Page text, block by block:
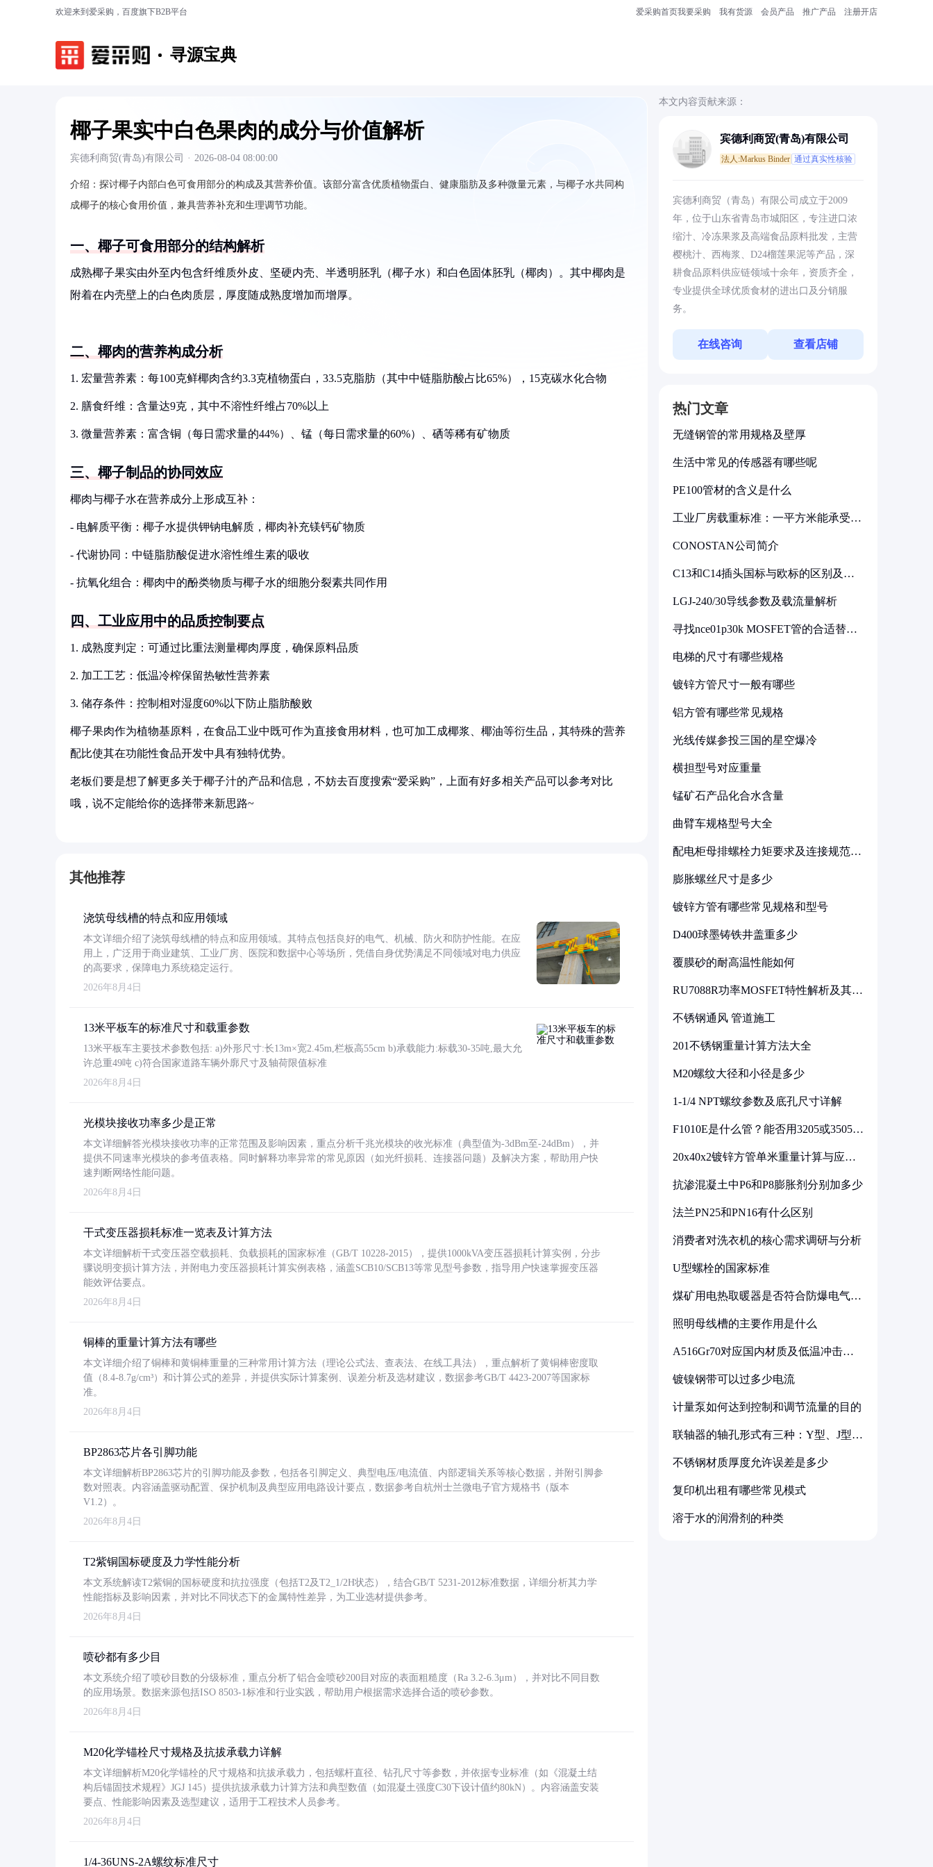
欢迎来到爱采购，百度旗下B2B平台 爱采购首页我要采购 我有货源 会员产品 推广产品 注册开店
寻源宝典
椰子果实中白色果肉的成分与价值解析
宾德利商贸(青岛)有限公司 · 2026-08-04 08:00:00
介绍： 探讨椰子内部白色可食用部分的构成及其营养价值。该部分富含优质植物蛋白、健康脂肪及多种微量元素，与椰子水共同构
成椰子的核心食用价值，兼具营养补充和生理调节功能。
一、椰子可食用部分的结构解析
成熟椰子果实由外至内包含纤维质外皮、坚硬内壳、半透明胚乳（椰子水）和白色固体胚乳（椰肉）。其中椰肉是
附着在内壳壁上的白色肉质层，厚度随成熟度增加而增厚。
二、椰肉的营养构成分析
1. 宏量营养素：每100克鲜椰肉含约3.3克植物蛋白，33.5克脂肪（其中中链脂肪酸占比65%），15克碳水化合物
2. 膳食纤维：含量达9克，其中不溶性纤维占70%以上
3. 微量营养素：富含铜（每日需求量的44%）、锰（每日需求量的60%）、硒等稀有矿物质
三、椰子制品的协同效应
椰肉与椰子水在营养成分上形成互补：
- 电解质平衡：椰子水提供钾钠电解质，椰肉补充镁钙矿物质
- 代谢协同：中链脂肪酸促进水溶性维生素的吸收
- 抗氧化组合：椰肉中的酚类物质与椰子水的细胞分裂素共同作用
四、工业应用中的品质控制要点
1. 成熟度判定：可通过比重法测量椰肉厚度，确保原料品质
2. 加工工艺：低温冷榨保留热敏性营养素
3. 储存条件：控制相对湿度60%以下防止脂肪酸败
椰子果肉作为植物基原料，在食品工业中既可作为直接食用材料，也可加工成椰浆、椰油等衍生品，其特殊的营养
配比使其在功能性食品开发中具有独特优势。
老板们要是想了解更多关于椰子汁的产品和信息，不妨去百度搜索“爱采购”，上面有好多相关产品可以参考对比
哦，说不定能给你的选择带来新思路~
其他推荐
浇筑母线槽的特点和应用领域
本文详细介绍了浇筑母线槽的特点和应用领域。其特点包括良好的电气、机械、防火和防护性能。在应
用上，广泛用于商业建筑、工业厂房、医院和数据中心等场所，凭借自身优势满足不同领域对电力供应
的高要求，保障电力系统稳定运行。
2026年8月4日
13米平板车的标准尺寸和载重参数
13米平板车主要技术参数包括: a)外形尺寸:长13m×宽2.45m,栏板高55cm b)承载能力:标载30-35吨,最大允
许总重49吨 c)符合国家道路车辆外廓尺寸及轴荷限值标准
2026年8月4日
光模块接收功率多少是正常
本文详细解答光模块接收功率的正常范围及影响因素，重点分析千兆光模块的收光标准（典型值为-3dBm至-24dBm），并
提供不同速率光模块的参考值表格。同时解释功率异常的常见原因（如光纤损耗、连接器问题）及解决方案，帮助用户快
速判断网络性能问题。
2026年8月4日
干式变压器损耗标准一览表及计算方法
本文详细解析干式变压器空载损耗、负载损耗的国家标准（GB/T 10228-2015），提供1000kVA变压器损耗计算实例，分步
骤说明变损计算方法，并附电力变压器损耗计算实例表格，涵盖SCB10/SCB13等常见型号参数，指导用户快速掌握变压器
能效评估要点。
2026年8月4日
铜棒的重量计算方法有哪些
本文详细介绍了铜棒和黄铜棒重量的三种常用计算方法（理论公式法、查表法、在线工具法），重点解析了黄铜棒密度取
值（8.4-8.7g/cm³）和计算公式的差异，并提供实际计算案例、误差分析及选材建议，数据参考GB/T 4423-2007等国家标
准。
2026年8月4日
BP2863芯片各引脚功能
本文详细解析BP2863芯片的引脚功能及参数，包括各引脚定义、典型电压/电流值、内部逻辑关系等核心数据，并附引脚参
数对照表。内容涵盖驱动配置、保护机制及典型应用电路设计要点，数据参考自杭州士兰微电子官方规格书（版本
V1.2）。
2026年8月4日
T2紫铜国标硬度及力学性能分析
本文系统解读T2紫铜的国标硬度和抗拉强度（包括T2及T2_1/2H状态），结合GB/T 5231-2012标准数据，详细分析其力学
性能指标及影响因素，并对比不同状态下的金属特性差异，为工业选材提供参考。
2026年8月4日
喷砂都有多少目
本文系统介绍了喷砂目数的分级标准，重点分析了铝合金喷砂200目对应的表面粗糙度（Ra 3.2-6.3μm），并对比不同目数
的应用场景。数据来源包括ISO 8503-1标准和行业实践，帮助用户根据需求选择合适的喷砂参数。
2026年8月4日
M20化学锚栓尺寸规格及抗拔承载力详解
本文详细解析M20化学锚栓的尺寸规格和抗拔承载力，包括螺杆直径、钻孔尺寸等参数，并依据专业标准（如《混凝土结
构后锚固技术规程》JGJ 145）提供抗拔承载力计算方法和典型数值（如混凝土强度C30下设计值约80kN）。内容涵盖安装
要点、性能影响因素及选型建议，适用于工程技术人员参考。
2026年8月4日
1/4-36UNS-2A螺纹标准尺寸
本文内容贡献来源：
宾德利商贸(青岛)有限公司
法人:Markus Binder 通过真实性核验
宾德利商贸（青岛）有限公司成立于2009
年，位于山东省青岛市城阳区，专注进口浓
缩汁、冷冻果浆及高端食品原料批发，主营
樱桃汁、西梅浆、D24榴莲果泥等产品，深
耕食品原料供应链领域十余年，资质齐全，
专业提供全球优质食材的进出口及分销服
务。
在线咨询 查看店铺
热门文章
无缝钢管的常用规格及壁厚
生活中常见的传感器有哪些呢
PE100管材的含义是什么
工业厂房载重标准：一平方米能承受多
CONOSTAN公司简介
C13和C14插头国标与欧标的区别及其
LGJ-240/30导线参数及载流量解析
寻找nce01p30k MOSFET管的合适替代
电梯的尺寸有哪些规格
镀锌方管尺寸一般有哪些
铝方管有哪些常见规格
光线传媒参投三国的星空爆冷
横担型号对应重量
锰矿石产品化合水含量
曲臂车规格型号大全
配电柜母排螺栓力矩要求及连接规范详
膨胀螺丝尺寸是多少
镀锌方管有哪些常见规格和型号
D400球墨铸铁井盖重多少
覆膜砂的耐高温性能如何
RU7088R功率MOSFET特性解析及其在
不锈钢通风 管道施工
201不锈钢重量计算方法大全
M20螺纹大径和小径是多少
1-1/4 NPT螺纹参数及底孔尺寸详解
F1010E是什么管？能否用3205或3505代
20x40x2镀锌方管单米重量计算与应用
抗渗混凝土中P6和P8膨胀剂分别加多少
法兰PN25和PN16有什么区别
消费者对洗衣机的核心需求调研与分析
U型螺栓的国家标准
煤矿用电热取暖器是否符合防爆电气设
照明母线槽的主要作用是什么
A516Gr70对应国内材质及低温冲击要
镀镍钢带可以过多少电流
计量泵如何达到控制和调节流量的目的
联轴器的轴孔形式有三种：Y型、J型、
不锈钢材质厚度允许误差是多少
复印机出租有哪些常见模式
溶于水的润滑剂的种类